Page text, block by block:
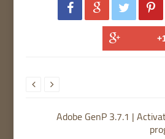
   
Adobe GenP 3.7.1 |
 